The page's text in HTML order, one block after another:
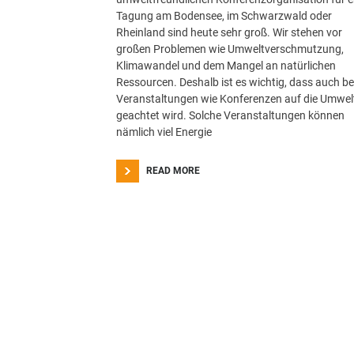
Tagung am Bodensee, im Schwarzwald oder
Rheinland sind heute sehr groß. Wir stehen vor
großen Problemen wie Umweltverschmutzung,
Klimawandel und dem Mangel an natürlichen
Ressourcen. Deshalb ist es wichtig, dass auch
Veranstaltungen wie Konferenzen auf die
geachtet wird. Solche Veranstaltungen können
nämlich viel Energie
READ MORE